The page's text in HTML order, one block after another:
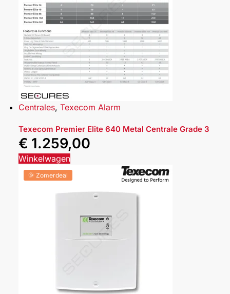
Centrales, Texecom Alarm
Texecom Premier Elite 640 Metal Centrale Grade 3
€ 1.259,00
Winkelwagen
🌞 Zomerdeal